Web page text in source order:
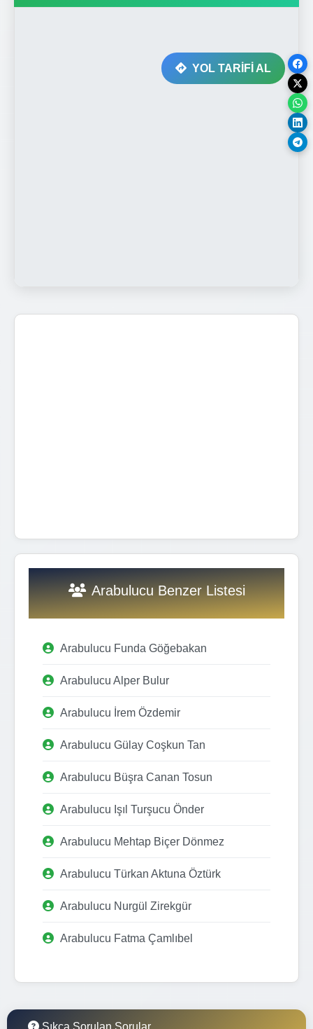
YOL TARİFİ AL
Arabulucu Benzer Listesi
Arabulucu Funda Göğebakan
Arabulucu Alper Bulur
Arabulucu İrem Özdemir
Arabulucu Gülay Coşkun Tan
Arabulucu Büşra Canan Tosun
Arabulucu Işıl Turşucu Önder
Arabulucu Mehtap Biçer Dönmez
Arabulucu Türkan Aktuna Öztürk
Arabulucu Nurgül Zirekgür
Arabulucu Fatma Çamlıbel
Sıkça Sorulan Sorular